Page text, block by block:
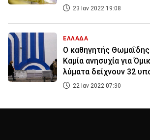
23 Ιαν 2022 19:08
ΕΛΛΑΔΑ
Ο καθηγητής Θωμαΐδης
Καμία ανησυχία για
λύματα δείχνουν 32
22 Ιαν 2022 07:30